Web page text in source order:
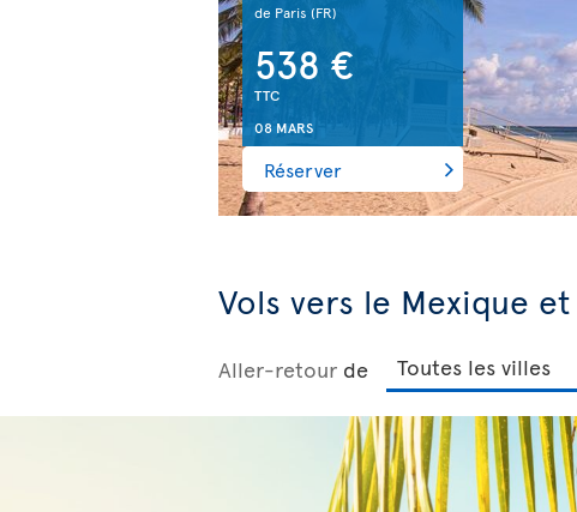
de Paris (FR)
538 €
TTC
08 MARS
Réserver
Vols vers le Mexique
Aller-retour de